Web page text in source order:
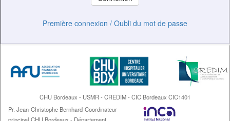
Première connexion / Oubli du mot de passe
CHU Bordeaux - USMR - CREDIM - CIC Bordeaux CIC1401
Pr. Jean-Christophe Bernhard Coordinateur
principal CHU Bordeaux - Département